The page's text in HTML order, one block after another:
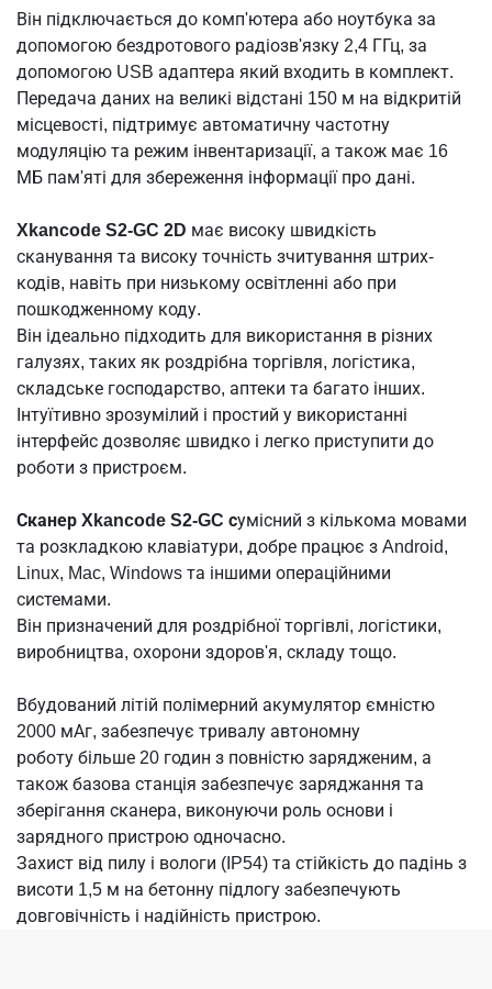
Він підключається до комп'ютера або ноутбука за
допомогою бездротового радіозв'язку 2,4 ГГц, за
допомогою USB адаптера який входить в комплект.
Передача даних на великі відстані 150 м на відкритій
місцевості, підтримує автоматичну частотну
модуляцію та режим інвентаризації, а також має 16
МБ пам'яті для збереження інформації про дані.
Xkancode S2-GC 2D має високу швидкість
сканування та високу точність зчитування штрих-
кодів, навіть при низькому освітленні або при
пошкодженному коду.
Він ідеально підходить для використання в різних
галузях, таких як роздрібна торгівля, логістика,
складське господарство, аптеки та багато інших.
Інтуїтивно зрозумілий і простий у використанні
інтерфейс дозволяє швидко і легко приступити до
роботи з пристроєм.
Сканер Xkancode S2-GC сумісний з кількома мовами
та розкладкою клавіатури, добре працює з Android,
Linux, Mac, Windows та іншими операційними
системами.
Він призначений для роздрібної торгівлі, логістики,
виробництва, охорони здоров'я, складу тощо.
Вбудований літій полімерний акумулятор ємністю
2000 мАг, забезпечує тривалу автономну
роботу більше 20 годин з повністю зарядженим, а
також базова станція забезпечує заряджання та
зберігання сканера, виконуючи роль основи і
зарядного пристрою одночасно.
Захист від пилу і вологи (IP54) та стійкість до падінь з
висоти 1,5 м на бетонну підлогу забезпечують
довговічність і надійність пристрою.